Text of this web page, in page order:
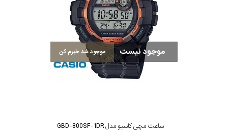
موجود نیست موجود شد خبرم کن
ساعت مچی کاسیو مدل GBD-800SF-1DR